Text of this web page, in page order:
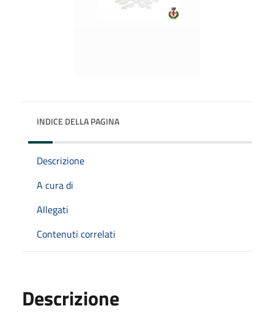
INDICE DELLA PAGINA
Descrizione
A cura di
Allegati
Contenuti correlati
Descrizione